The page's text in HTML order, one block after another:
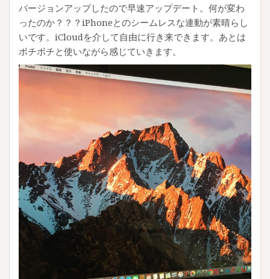
バージョンアップしたので早速アップデート。何が変わ
ったのか？？？iPhoneとのシームレスな連動が素晴らし
いです。iCloudを介して自由に行き来できます。あとは
ボチボチと使いながら感じていきます。